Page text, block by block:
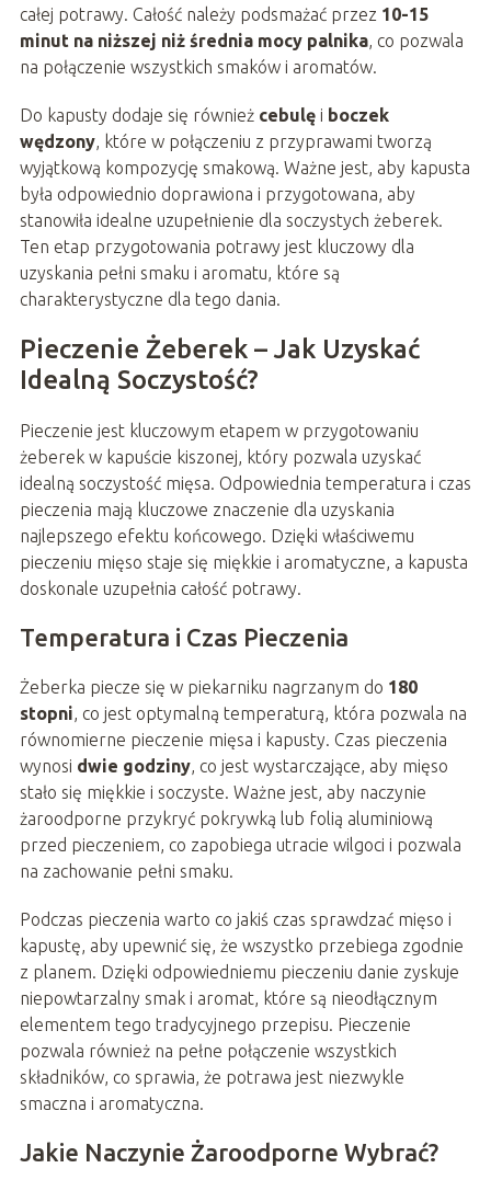
całej potrawy. Całość należy podsmażać przez 10-15
minut na niższej niż średnia mocy palnika, co pozwala
na połączenie wszystkich smaków i aromatów.
Do kapusty dodaje się również cebulęi boczek
wędzony, które w połączeniu z przyprawami tworzą
wyjątkową kompozycję smakową. Ważne jest, aby kapusta
była odpowiednio doprawiona i przygotowana, aby
stanowiła idealne uzupełnienie dla soczystych żeberek.
Ten etap przygotowania potrawy jest kluczowy dla
uzyskania pełni smaku i aromatu, które są
charakterystyczne dla tego dania.
Pieczenie Żeberek – Jak Uzyskać
Idealną Soczystość?
Pieczenie jest kluczowym etapem w przygotowaniu
żeberek w kapuście kiszonej, który pozwala uzyskać
idealną soczystość mięsa. Odpowiednia temperatura i czas
pieczenia mają kluczowe znaczenie dla uzyskania
najlepszego efektu końcowego. Dzięki właściwemu
pieczeniu mięso staje się miękkie i aromatyczne, a kapusta
doskonale uzupełnia całość potrawy.
Temperatura i Czas Pieczenia
Żeberka piecze się w piekarniku nagrzanym do 180
stopni, co jest optymalną temperaturą, która pozwala na
równomierne pieczenie mięsa i kapusty. Czas pieczenia
wynosi dwie godziny, co jest wystarczające, aby mięso
stało się miękkie i soczyste. Ważne jest, aby naczynie
żaroodporne przykryć pokrywką lub folią aluminiową
przed pieczeniem, co zapobiega utracie wilgoci i pozwala
na zachowanie pełni smaku.
Podczas pieczenia warto co jakiś czas sprawdzać mięso i
kapustę, aby upewnić się, że wszystko przebiega zgodnie
z planem. Dzięki odpowiedniemu pieczeniu danie zyskuje
niepowtarzalny smak i aromat, które są nieodłącznym
elementem tego tradycyjnego przepisu. Pieczenie
pozwala również na pełne połączenie wszystkich
składników, co sprawia, że potrawa jest niezwykle
smaczna i aromatyczna.
Jakie Naczynie Żaroodporne Wybrać?